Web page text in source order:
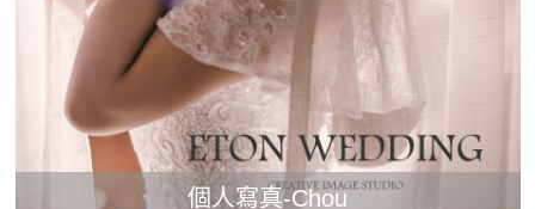
個人寫真-Chou